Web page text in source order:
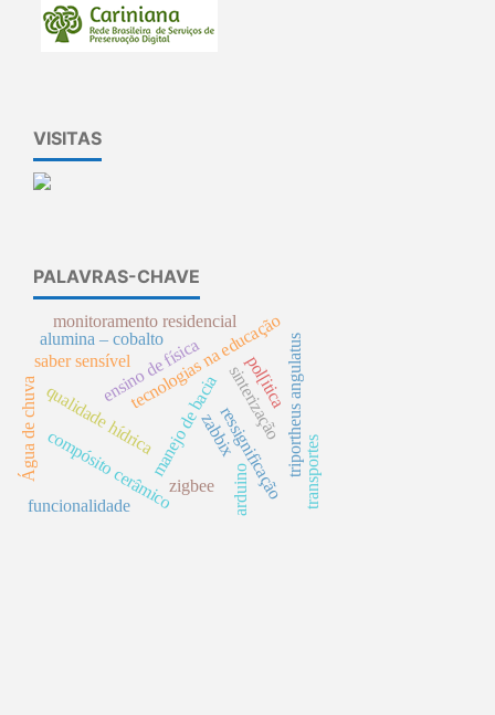
VISITAS
PALAVRAS-CHAVE
ensino de física
qualidade hídricamanejo de bacia
tecnologias na educação
compósito cerâmico
alumina – cobalto
sinterização
monitoramento residencial
zigbee
zabbix
pol[itica
Água de chuva ressignificaçãotriportheus angulatus
saber sensível
transportes
funcionalidade arduino